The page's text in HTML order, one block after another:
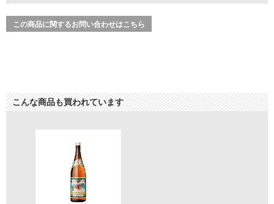
この商品に関するお問い合わせはこちら
こんな商品も買われています